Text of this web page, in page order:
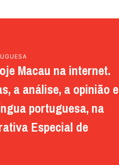
Macau na internet.
a análise, a opinião e
portuguesa, na
Especial de